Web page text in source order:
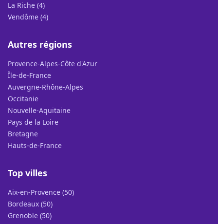
La Riche (4)
Vendôme (4)
Autres régions
Provence-Alpes-Côte d'Azur
Île-de-France
Auvergne-Rhône-Alpes
Occitanie
Nouvelle-Aquitaine
Pays de la Loire
Bretagne
Hauts-de-France
Top villes
Aix-en-Provence (50)
Bordeaux (50)
Grenoble (50)